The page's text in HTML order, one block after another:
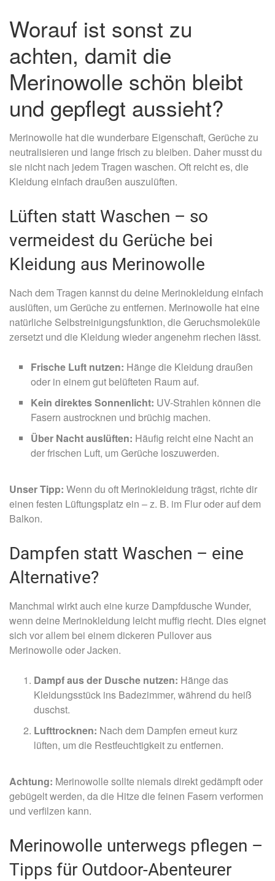
Worauf ist sonst zu
achten, damit die
Merinowolle schön bleibt
und gepflegt aussieht?
Merinowolle hat die wunderbare Eigenschaft, Gerüche zu
neutralisieren und lange frisch zu bleiben. Daher musst du
sie nicht nach jedem Tragen waschen. Oft reicht es, die
Kleidung einfach draußen auszulüften.
Lüften statt Waschen – so
vermeidest du Gerüche bei
Kleidung aus Merinowolle
Nach dem Tragen kannst du deine Merinokleidung einfach
auslüften, um Gerüche zu entfernen. Merinowolle hat eine
natürliche Selbstreinigungsfunktion, die Geruchsmoleküle
zersetzt und die Kleidung wieder angenehm riechen lässt.
Frische Luft nutzen: Hänge die Kleidung draußen
oder in einem gut belüfteten Raum auf.
Kein direktes Sonnenlicht: UV-Strahlen können die
Fasern austrocknen und brüchig machen.
Über Nacht auslüften: Häufig reicht eine Nacht an
der frischen Luft, um Gerüche loszuwerden.
Unser Tipp: Wenn du oft Merinokleidung trägst, richte dir
einen festen Lüftungsplatz ein – z. B. im Flur oder auf dem
Balkon.
Dampfen statt Waschen – eine
Alternative?
Manchmal wirkt auch eine kurze Dampfdusche Wunder,
wenn deine Merinokleidung leicht muffig riecht. Dies eignet
sich vor allem bei einem dickeren Pullover aus
Merinowolle oder Jacken.
Dampf aus der Dusche nutzen: Hänge das
Kleidungsstück ins Badezimmer, während du heiß
duschst.
Lufttrocknen: Nach dem Dampfen erneut kurz
lüften, um die Restfeuchtigkeit zu entfernen.
Achtung: Merinowolle sollte niemals direkt gedämpft oder
gebügelt werden, da die Hitze die feinen Fasern verformen
und verfilzen kann.
Merinowolle unterwegs pflegen –
Tipps für Outdoor-Abenteurer